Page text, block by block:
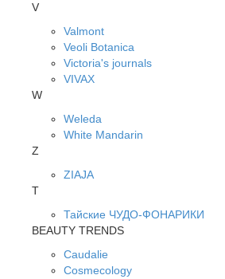
V
Valmont
Veoli Botanica
Victoria's journals
VIVAX
W
Weleda
White Mandarin
Z
ZIAJA
Т
Тайские ЧУДО-ФОНАРИКИ
BEAUTY TRENDS
Caudalie
Cosmecology